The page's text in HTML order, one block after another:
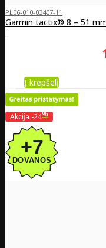
PL06-010-03407-11
Garmin tactix® 8 – 51
..
Į krepšelį
Akcija -24%